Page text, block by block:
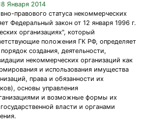
Января 2014
правового статуса некоммерческих
Федеральный закон от 12 января 1996 г.
организациях", который
положения ГК РФ, определяет
создания, деятельности,
некоммерческих организаций как
и использования имущества
права и обязанности их
основы управления
и возможные формы их
власти и органами